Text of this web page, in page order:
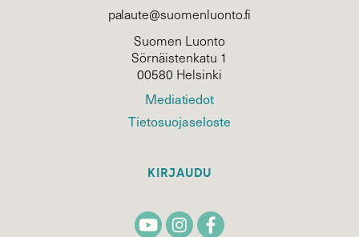
palaute@suomenluonto.fi
Suomen Luonto
Sörnäistenkatu 1
00580 Helsinki
Mediatiedot
Tietosuojaseloste
KIRJAUDU